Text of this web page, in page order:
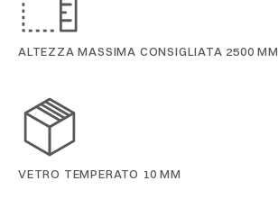
ALTEZZA MASSIMA CONSIGLIATA 2500 MM
VETRO TEMPERATO 10 MM